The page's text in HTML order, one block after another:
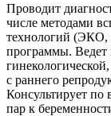
Проводит
числе методами
технологий (ЭКО,
программы. Ведет
с раннего
Консультирует по
пар к